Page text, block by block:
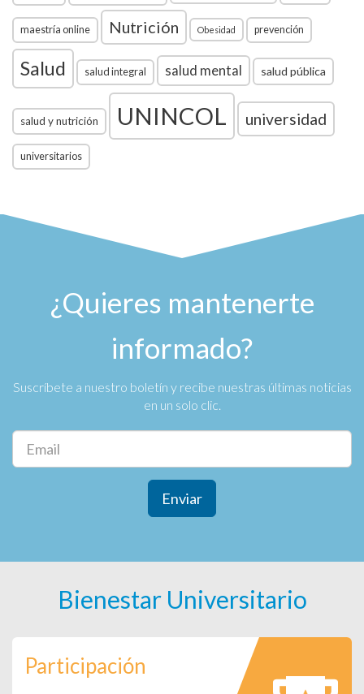
maestría online Nutrición Obesidad prevención
Salud salud integral salud mental salud pública
salud y nutrición UNINCOL universidad
universitarios
¿Quieres mantenerte
informado?
Suscríbete a nuestro boletín y recibe nuestras últimas noticias
en un solo clic.
Enviar
Bienestar Universitario
Participación